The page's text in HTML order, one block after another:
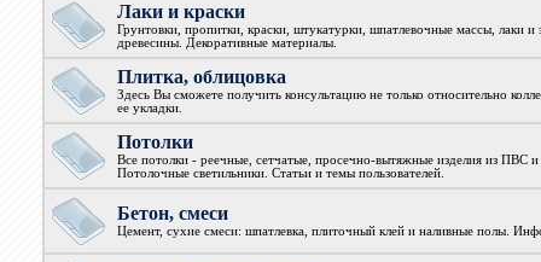
Лаки и краски
Грунтовки, пропитки, краски, штукатурки, шпатлевочные массы, лаки и
древесины. Декоративные материалы.
Плитка, облицовка
Здесь Вы сможете получить консультацию не только относительно
ее укладки.
Потолки
Все потолки - реечные, сетчатые, просечно-вытяжные изделия из ПВС
Потолочные светильники. Статьи и темы пользователей.
Бетон, смеси
Цемент, сухие смеси: шпатлевка, плиточный клей и наливные полы.